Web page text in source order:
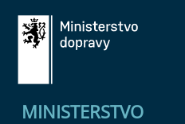
MINISTERSTVO